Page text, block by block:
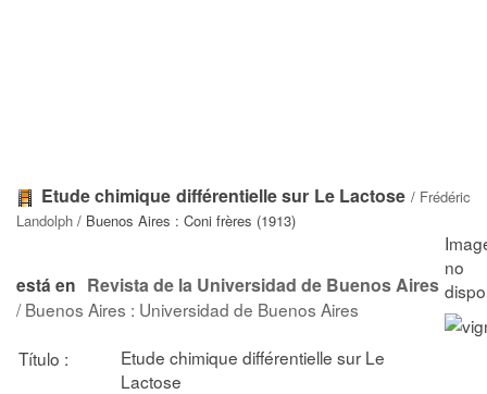
Etude chimique différentielle sur Le Lactose / Frédéric
Landolph / Buenos Aires : Coni frères (1913)
está en Revista de la Universidad de Buenos Aires
/ Buenos Aires : Universidad de Buenos Aires
Título :
Etude chimique différentielle sur Le
Lactose